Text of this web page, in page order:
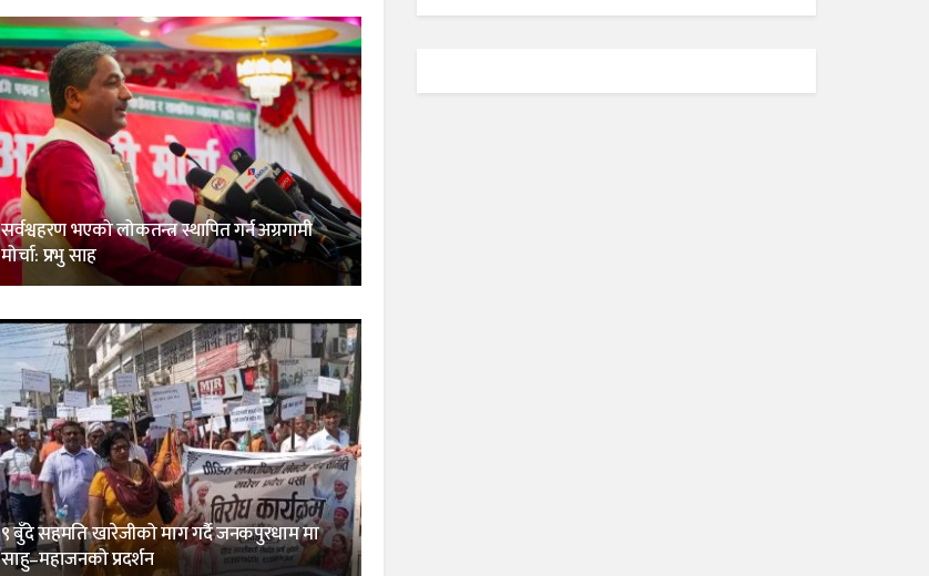
सर्वश्वहरण भएको लोकतन्त्र स्थापित गर्न अग्रगामी
मोर्चा: प्रभु साह
९ बुँदे सहमति खारेजीको माग गर्दै जनकपुरधाम मा
साहु–महाजनको प्रदर्शन